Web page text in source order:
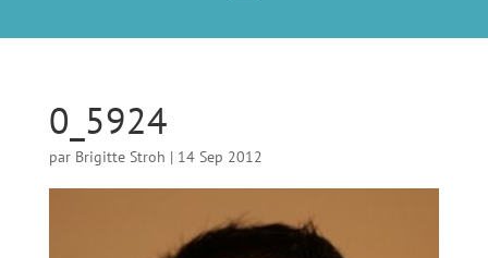
0_5924
par Brigitte Stroh | 14 Sep 2012